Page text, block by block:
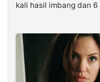
kali hasil imbang dan